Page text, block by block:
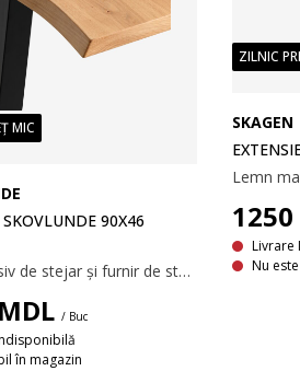
MIC
SKOVLUNDE 90X46
Lemn masiv de stejar și furnir de stejar. 90x46 cm
MDL / Buc
în magazin
ZILNIC
SKAGEN
1250
Livrare
Nu